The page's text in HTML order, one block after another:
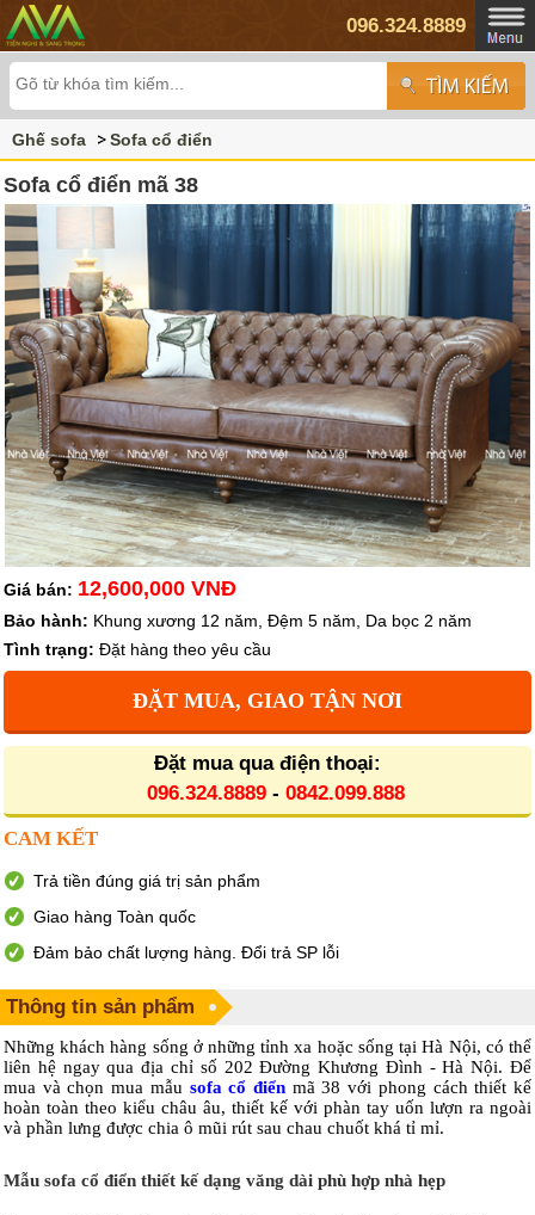
096.324.8889
Ghế sofa Sofa cổ điển
Sofa cổ điển mã 38
Giá bán: 12,600,000 VNĐ
Bảo hành: Khung xương 12 năm, Đệm 5 năm, Da bọc 2 năm
Tình trạng: Đặt hàng theo yêu cầu
ĐẶT MUA, GIAO TẬN NƠI
Đặt mua qua điện thoại:
096.324.8889- 0842.099.888
CAM KẾT
Trả tiền đúng giá trị sản phẩm
Giao hàng Toàn quốc
Đảm bảo chất lượng hàng. Đổi trả SP lỗi
Thông tin sản phẩm
Những khách hàng sống ở những tỉnh xa hoặc sống tại Hà Nội, có thể
liên hệ ngay qua địa chỉ số 202 Đường Khương Đình - Hà Nội. Để
mua và chọn mua mẫu sofa cổ điển mã 38 với phong cách thiết kế
hoàn toàn theo kiểu châu âu, thiết kế với phàn tay uốn lượn ra ngoài
và phần lưng được chia ô mũi rút sau chau chuốt khá tỉ mỉ.
Mẫu sofa cổ điển thiết kế dạng văng dài phù hợp nhà hẹp